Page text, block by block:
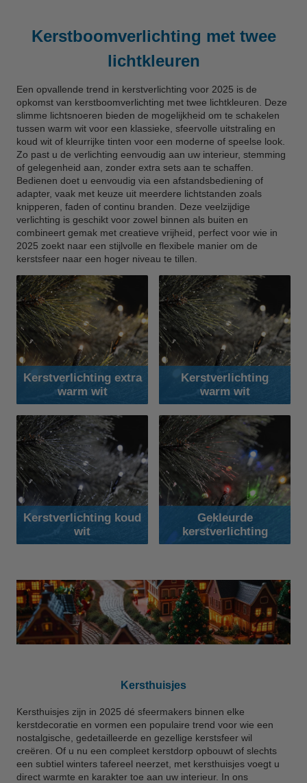
Kerstboomverlichting met twee
lichtkleuren
Een opvallende trend in kerstverlichting voor 2025 is de
opkomst van kerstboomverlichting met twee lichtkleuren. Deze
slimme lichtsnoeren bieden de mogelijkheid om te schakelen
tussen warm wit voor een klassieke, sfeervolle uitstraling en
koud wit of kleurrijke tinten voor een moderne of speelse look.
Zo past u de verlichting eenvoudig aan uw interieur, stemming
of gelegenheid aan, zonder extra sets aan te schaffen.
Bedienen doet u eenvoudig via een afstandsbediening of
adapter, vaak met keuze uit meerdere lichtstanden zoals
knipperen, faden of continu branden. Deze veelzijdige
verlichting is geschikt voor zowel binnen als buiten en
combineert gemak met creatieve vrijheid, perfect voor wie in
2025 zoekt naar een stijlvolle en flexibele manier om de
kerstsfeer naar een hoger niveau te tillen.
Kerstverlichting extra
warm wit
Kerstverlichting
warm wit
Kerstverlichting koud
wit
Gekleurde
kerstverlichting
Kersthuisjes
Kersthuisjes zijn in 2025 dé sfeermakers binnen elke
kerstdecoratie en vormen een populaire trend voor wie een
nostalgische, gedetailleerde en gezellige kerstsfeer wil
creëren. Of u nu een compleet kerstdorp opbouwt of slechts
een subtiel winters tafereel neerzet, met kersthuisjes voegt u
direct warmte en karakter toe aan uw interieur. In ons